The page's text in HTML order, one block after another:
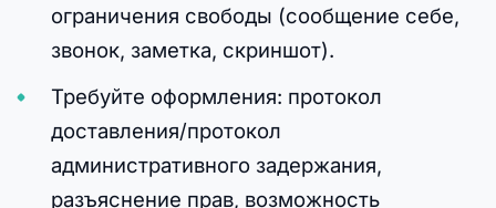
ограничения свободы (сообщение себе,
звонок, заметка, скриншот).
Требуйте оформления: протокол
доставления/протокол
административного задержания,
разъяснение прав, возможность